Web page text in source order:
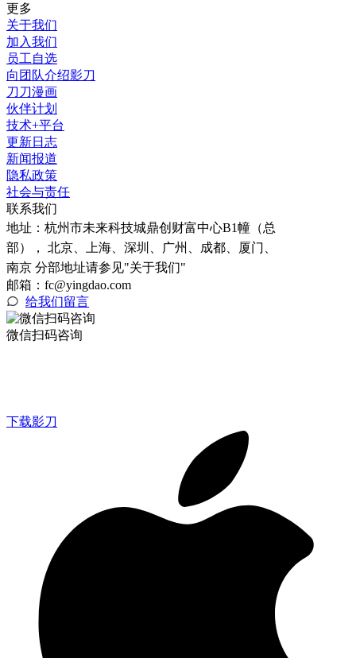
更多
关于我们
加入我们
员工自选
向团队介绍影刀
刀刀漫画
伙伴计划
技术+平台
更新日志
新闻报道
隐私政策
社会与责任
联系我们
地址： 杭州市未来科技城鼎创财富中心B1幢（总
部）， 北京、上海、深圳、广州、成都、厦门、
南京 分部地址请参见"关于我们"
邮箱：fc@yingdao.com
给我们留言
微信扫码咨询
下载影刀